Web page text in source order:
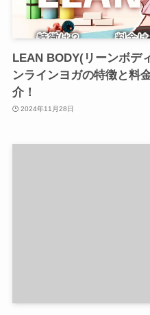
LEAN BODY(リーンボデ
ンラインヨガの特徴と料
介！
2024年11月28日